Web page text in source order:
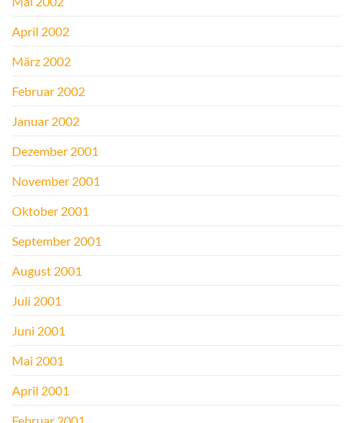
April 2002
März 2002
Februar 2002
Januar 2002
Dezember 2001
November 2001
Oktober 2001
September 2001
August 2001
Juli 2001
Juni 2001
Mai 2001
April 2001
Februar 2001